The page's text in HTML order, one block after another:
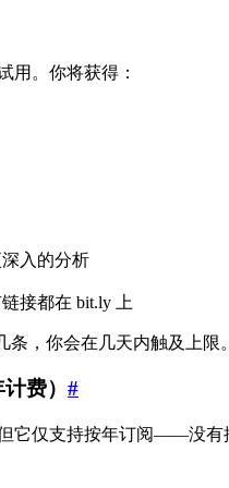
用。你将获得：
入的分析
接都在 bit.ly 上
，你会在几天内触及上限。
费） #
它仅支持按年订阅——没有